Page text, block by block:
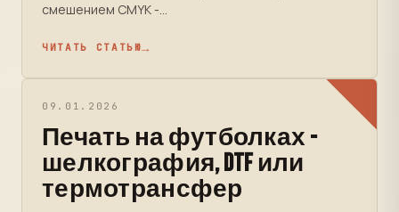
смешением CMYK -...
ЧИТАТЬ СТАТЬЮ
09.01.2026
Печать на футболках -
шелкография, DTF или
термотрансфер